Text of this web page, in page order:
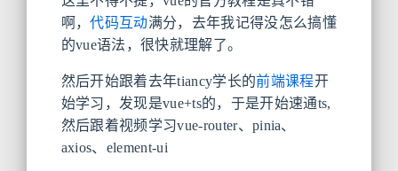
啊，代码互动满分，去年我记得没怎么搞懂
的vue语法，很快就理解了。
然后开始跟着去年tiancy学长的前端课程开
始学习，发现是vue+ts的，于是开始速通ts,
然后跟着视频学习vue-router、pinia、
axios、element-ui